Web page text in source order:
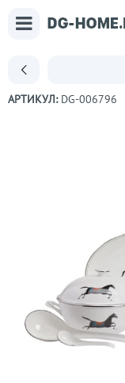
АРТИКУЛ: DG-006796